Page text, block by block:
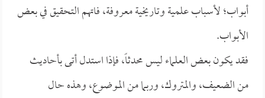
أبواب؛ لأسباب علمية وتاريخية معروفة، فاتهم التحقيق في بعض
الأبواب.
فقد يكون بعض العلماء ليس محدثاً، فإذا استدل أتى بأحاديث
من الضعيف، والمتروك، وربما من الموضوع، وهذه حال